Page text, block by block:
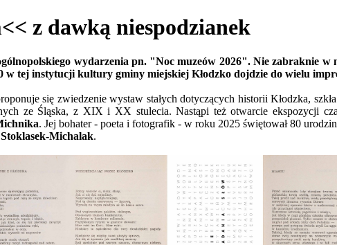
z dawką niespodzianek
wydarzenia pn. "Noc muzeów 2026". Nie zabraknie
w tej instytucji kultury gminy miejskiej Kłodzko dojdzie do wielu
się zwiedzenie wystaw stałych dotyczących historii Kłodzka,
ze Śląska, z XIX i XX stulecia. Nastąpi też otwarcie ekspozycji
. Jej bohater - poeta i fotografik - w roku 2025 świętował 80
Michalak.